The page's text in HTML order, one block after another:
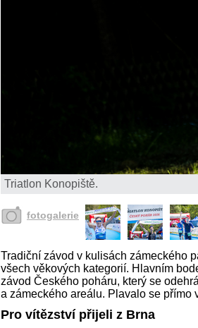
Triatlon Konopiště.
fotogalerie
Tradiční závod v kulisách zámeckého
všech věkových kategorií. Hlavním
závod Českého poháru, který se
a zámeckého areálu. Plavalo se přímo
Pro vítězství přijeli z Brna